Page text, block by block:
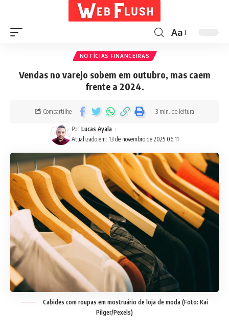
Aa
NOTÍCIAS FINANCEIRAS
Vendas no varejo sobem em outubro, mas caem
frente a 2024.
Atualizado em: 13 de novembro de 2025 06:11
Por Lucas Ayala
Compartilhe 3 min. de leitura
Cabides com roupas em mostruário de loja de moda (Foto: Kai
Pilger/Pexels)